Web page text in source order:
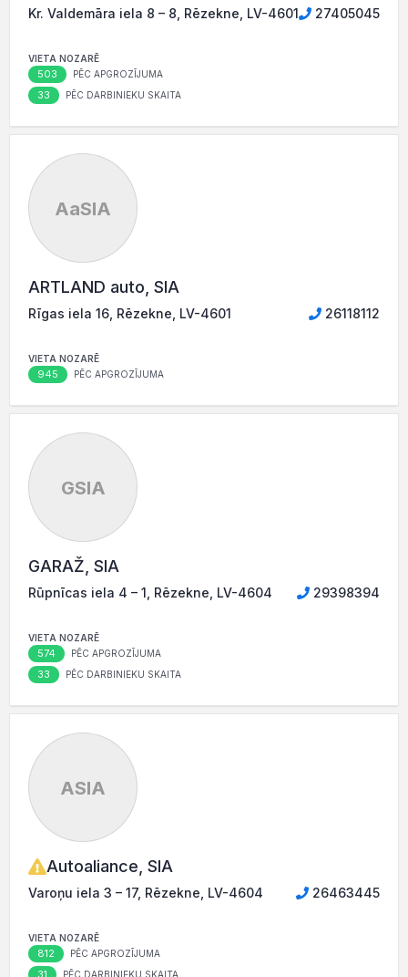
Kr. Valdemāra iela 8 – 8, Rēzekne, LV-4601 27405045
VIETA NOZARĒ
503 PĒC APGROZĪJUMA
33 PĒC DARBINIEKU SKAITA
AaSIA
ARTLAND auto, SIA
Rīgas iela 16, Rēzekne, LV-4601 26118112
VIETA NOZARĒ
945 PĒC APGROZĪJUMA
GSIA
GARAŽ, SIA
Rūpnīcas iela 4 – 1, Rēzekne, LV-4604 29398394
VIETA NOZARĒ
574 PĒC APGROZĪJUMA
33 PĒC DARBINIEKU SKAITA
ASIA
Autoaliance, SIA
Varoņu iela 3 – 17, Rēzekne, LV-4604 26463445
VIETA NOZARĒ
812 PĒC APGROZĪJUMA
31 PĒC DARBINIEKU SKAITA